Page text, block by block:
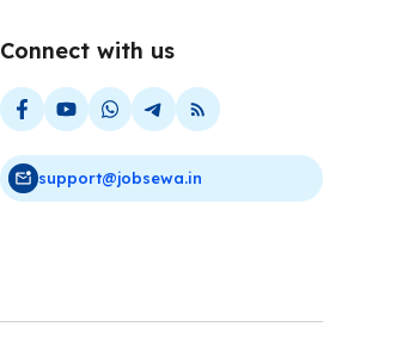
Connect with us
support@jobsewa.in